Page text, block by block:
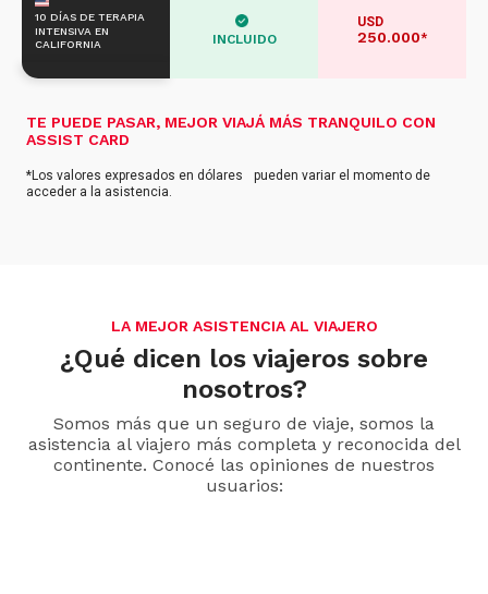
10 DÍAS DE TERAPIA
INTENSIVA EN
CALIFORNIA
INCLUIDO
USD
250.000*
TE PUEDE PASAR, MEJOR VIAJÁ MÁS TRANQUILO CON
ASSIST CARD
*Los valores expresados en dólares pueden variar el momento de
acceder a la asistencia.
LA MEJOR ASISTENCIA AL VIAJERO
¿Qué dicen los viajeros sobre
nosotros?
Somos más que un seguro de viaje, somos la
asistencia al viajero más completa y reconocida del
continente. Conocé las opiniones de nuestros
usuarios: